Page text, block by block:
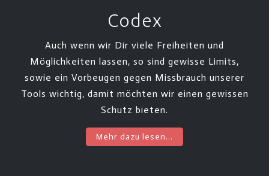
Codex
Auch wenn wir Dir viele Freiheiten und
Möglichkeiten lassen, so sind gewisse Limits,
sowie ein Vorbeugen gegen Missbrauch unserer
Tools wichtig, damit möchten wir einen gewissen
Schutz bieten.
Mehr dazu lesen...